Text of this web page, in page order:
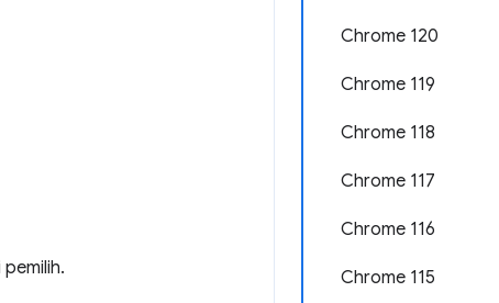
Chrome 120
Chrome 119
Chrome 118
Chrome 117
Chrome 116
Chrome 115